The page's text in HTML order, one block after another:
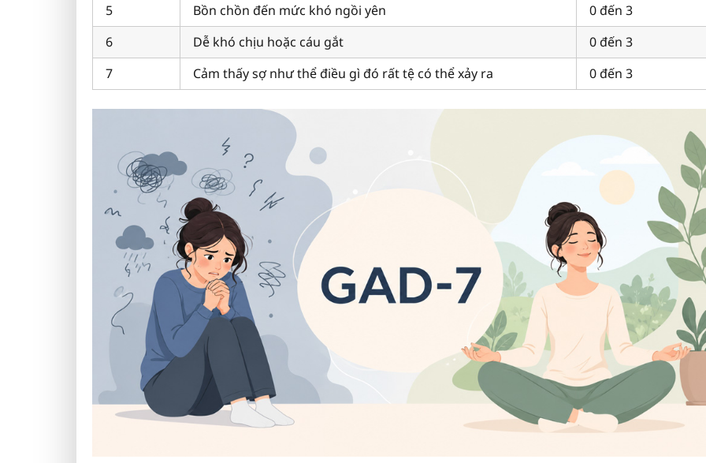
5
Bồn chồn đến mức khó ngồi yên
0 đến 3
6
Dễ khó chịu hoặc cáu gắt
0 đến 3
7
Cảm thấy sợ như thể điều gì đó rất tệ có thể xảy ra 0 đến 3